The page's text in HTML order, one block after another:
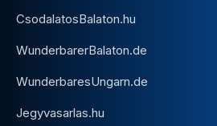
CsodalatosBalaton.hu
WunderbarerBalaton.de
WunderbaresUngarn.de
Jegyvasarlas.hu